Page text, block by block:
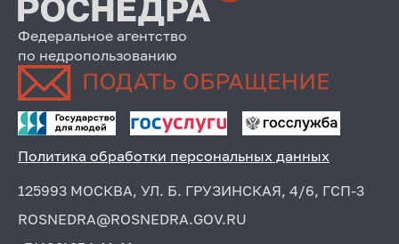
Федеральное агентство
по недропользованию
Политика обработки персональных данных
125993 МОСКВА, УЛ. Б. ГРУЗИНСКАЯ, 4/6, ГСП-3
ROSNEDRA@ROSNEDRA.GOV.RU